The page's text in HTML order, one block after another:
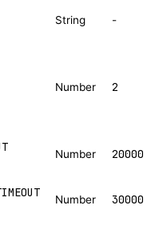
String -
Number 2
Number 20000
Number 30000